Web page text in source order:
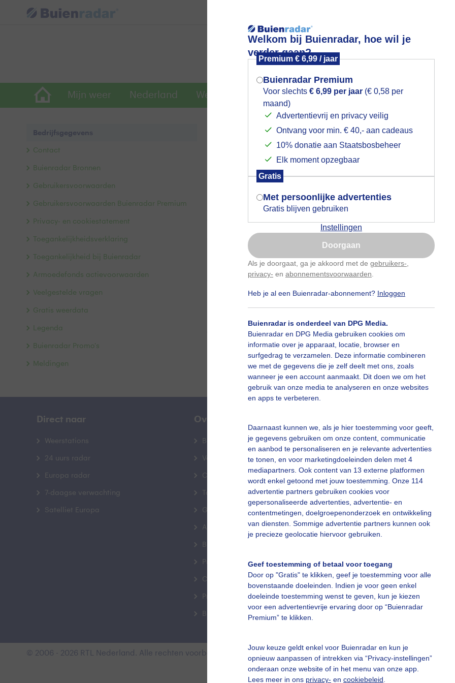
Welkom bij Buienradar, hoe wil je
verder gaan?
Premium € 6,99 / jaar
Buienradar Premium
Voor slechts € 6,99 per jaar (€ 0,58 per
maand)
Advertentievrij en privacy veilig
Ontvang voor min. € 40,- aan cadeaus
10% donatie aan Staatsbosbeheer
Elk moment opzegbaar
Gratis
Met persoonlijke advertenties
Gratis blijven gebruiken
Instellingen
Doorgaan
Als je doorgaat, ga je akkoord met de gebruikers-
privacy- en abonnementsvoorwaarden
Heb je al een Buienradar-abonnement? Inloggen
Buienradar is onderdeel van DPG Media.
Buienradar en DPG Media gebruiken cookies om
informatie over je apparaat, locatie, browser en
surfgedrag te verzamelen. Deze informatie combineren
we met de gegevens die je zelf deelt met ons, zoals
wanneer je een account aanmaakt. Dit doen we om het
gebruik van onze media te analyseren en onze websites
en apps te verbeteren.
Daarnaast kunnen we, als je hier toestemming voor geeft,
je gegevens gebruiken om onze content, communicatie
en aanbod te personaliseren en je relevante advertenties
te tonen, en voor marketingdoeleinden delen met 4
mediapartners. Ook content van 13 externe platformen
wordt enkel getoond met jouw toestemming. Onze 114
advertentie partners gebruiken cookies voor
gepersonaliseerde advertenties, advertentie- en
contentmetingen, doelgroepenonderzoek en ontwikkeling
van diensten. Sommige advertentie partners kunnen ook
je precieze geolocatie hiervoor gebruiken.
Geef toestemming of betaal voor toegang
Door op "Gratis" te klikken, geef je toestemming voor alle
bovenstaande doeleinden. Indien je voor geen enkel
doeleinde toestemming wenst te geven, kun je kiezen
voor een advertentievrije ervaring door op “Buienradar
Premium” te klikken.
Jouw keuze geldt enkel voor Buienradar en kun je
opnieuw aanpassen of intrekken via “Privacy-instellingen”
onderaan onze website of in het menu van onze app.
Lees meer in ons privacy- en cookiebeleid
Mijn weer Nederland Wereldwijd Foto en video Weerzine
Informatie over Buienradar
RTL Nederland Media Services S.A. is verantwoordelijk voor de
uitzendactiviteiten van de RTL-zenders en Videoland in Nederland. RTL
Media Services S.A. maakt hiervoor gebruik van de diensten van RTL
B.V. gevestigd in Hilversum.
RTL Nederland Media Services S.A.
53, Boulevard Royal, L-2449 Luxembourg
VAT number: LU339 558 23
RTL Nederland B.V.
Barend en van Dorpweg 2,
KvK-nummer: 32105893
Heb je een vraag of opmerking over onze website of apps, neem dan
Het Europese platform voor onlinegeschilbeslechting (ODR-platform) is
beschikbaar op:https://ec.europa.eu/consumers/odr
Bedrijfsgegevens
Contact
Buienradar Bronnen
Gebruikersvoorwaarden
Gebruikersvoorwaarden Buienradar Premium
Privacy- en cookiestatement
Toegankelijkheidsverklaring
Toegankelijkheid bij Buienradar
Armoedefonds actievoorwaarden
Veelgestelde vragen
Gratis weerdata
Legenda
Buienradar Promo's
Meldingen
Direct naar
Weerstations
24 uurs radar
Europa radar
7-daagse verwachting
Satelliet Europa
Over Buienradar
Bedrijfsgegevens
Veelgestelde vragen
Contact
Toegankelijkheid
Gebruikersvoorwaarden
Adverteren
Buienradar Team
Privacy beleid
Cookie beleid
Privacy instellingen
Buienradar op jouw website
De Bilt
© 2006 - 2026 RTL Nederland. Alle rechten voorbehouden. Geen tekst- en datamining.
Mogen we je locatie gebruiken voor
het weer?
Indien je hier nog geen akkoord op hebt
gegeven, verschijnt er zo een pop-up uit
je browser waarin deze toestemming
gevraagd wordt.
Is goed, toon de popup
Nu niet, misschien later
Gebruik je Safari en wil je niet elke dag deze pop-up
Klikhierom dit aan te passen